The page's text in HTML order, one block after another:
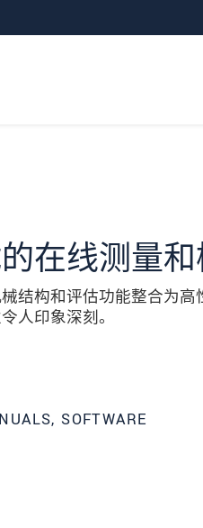
在线测量
结构和评估功能整合为
人印象深刻。
SOFTWARE